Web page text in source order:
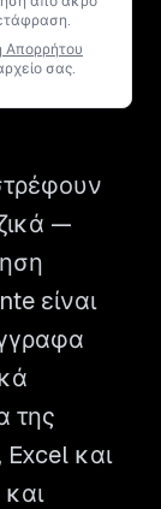
Απορρήτου
σας.
—
είναι
της
Excel και